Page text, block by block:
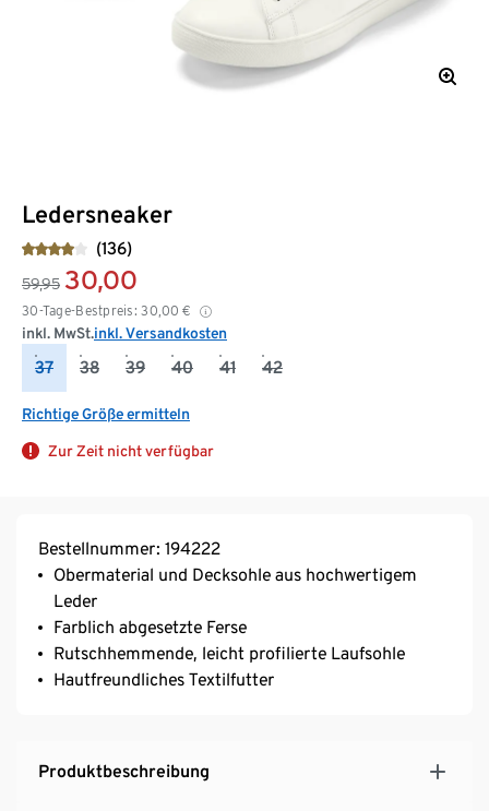
Ledersneaker
(136)
59,95 30,00
30-Tage-Bestpreis: 30,00 €
inkl. MwSt.inkl. Versandkosten
37 38 39 40 41 42
Richtige Größe ermitteln
Zur Zeit nicht verfügbar
Bestellnummer: 194222
Obermaterial und Decksohle aus hochwertigem
Leder
Farblich abgesetzte Ferse
Rutschhemmende, leicht profilierte Laufsohle
Hautfreundliches Textilfutter
Produktbeschreibung